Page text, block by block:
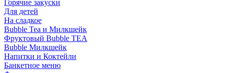
Горячие закуски
Для детей
На сладкое
Bubble Tea и Милкшейк
Фруктовый Bubble TEA
Bubble Милкшейк
Напитки и Коктейли
Банкетное меню